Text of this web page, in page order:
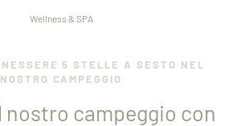
Wellness & SPA
5 STELLE A SESTO NEL
NOSTRO CAMPEGGIO
campeggio con